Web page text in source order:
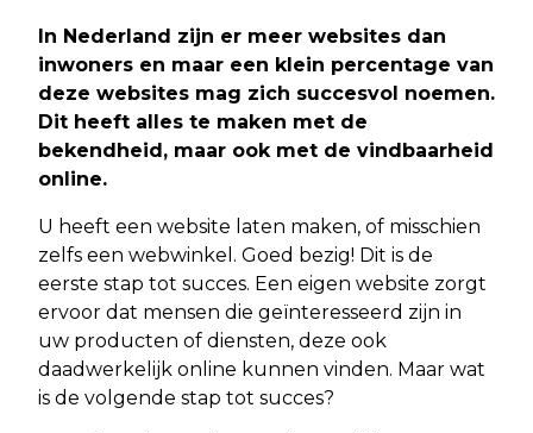
In Nederland zijn er meer websites dan
inwoners en maar een klein percentage van
deze websites mag zich succesvol noemen.
Dit heeft alles te maken met de
bekendheid, maar ook met de vindbaarheid
online.
U heeft een website laten maken, of misschien
zelfs een webwinkel. Goed bezig! Dit is de
eerste stap tot succes. Een eigen website zorgt
ervoor dat mensen die geïnteresseerd zijn in
uw producten of diensten, deze ook
daadwerkelijk online kunnen vinden. Maar wat
is de volgende stap tot succes?